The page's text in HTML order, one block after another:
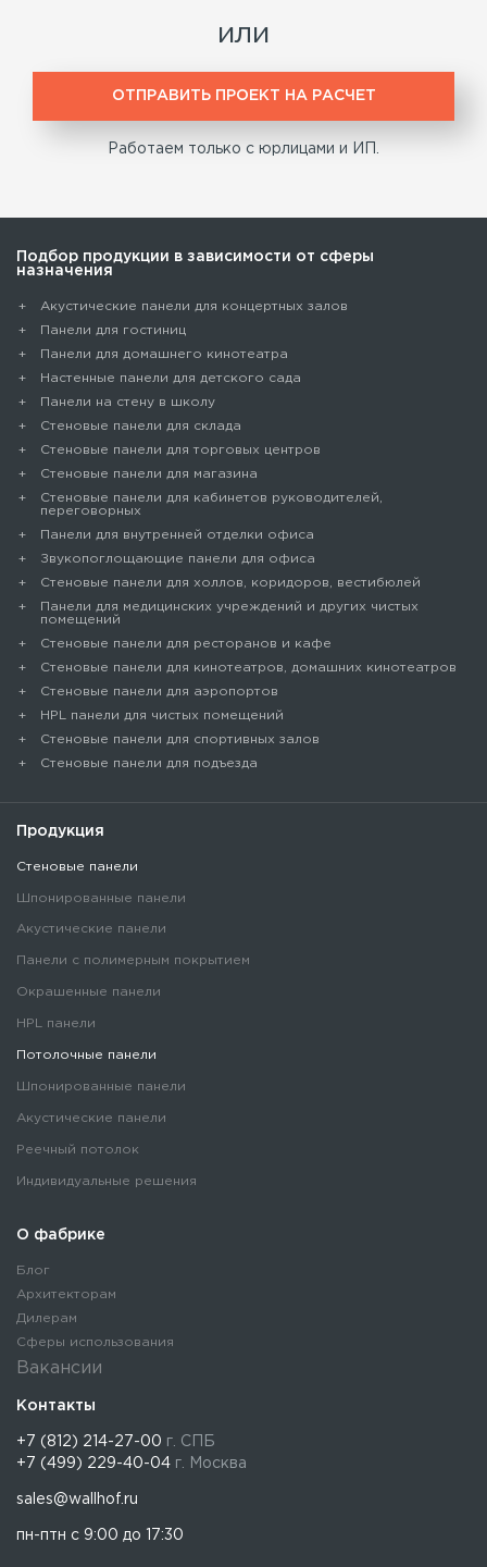
или
ОТПРАВИТЬ ПРОЕКТ НА РАСЧЕТ
Работаем только с юрлицами и ИП.
Подбор продукции в зависимости от сферы
назначения
Акустические панели для концертных залов
Панели для гостиниц
Панели для домашнего кинотеатра
Настенные панели для детского сада
Панели на стену в школу
Стеновые панели для склада
Cтеновые панели для торговых центров
Стеновые панели для магазина
Стеновые панели для кабинетов руководителей,
переговорных
Панели для внутренней отделки офиса
Звукопоглощающие панели для офиса
Стеновые панели для холлов, коридоров, вестибюлей
Панели для медицинских учреждений и других чистых
помещений
Стеновые панели для ресторанов и кафе
Стеновые панели для кинотеатров, домашних кинотеатров
Стеновые панели для аэропортов
HPL панели для чистых помещений
Стеновые панели для спортивных залов
Стеновые панели для подъезда
Контакты
+7 (812) 214-27-00 г. СПБ
+7 (499) 229-40-04 г. Москва
sales@wallhof.ru
пн-птн с 9:00 до 17:30
Продукция
Стеновые панели
Шпонированные панели
Акустические панели
Панели с полимерным покрытием
Окрашенные панели
HPL панели
Потолочные панели
Шпонированные панели
Акустические панели
Реечный потолок
Индивидуальные решения
О фабрике
Блог
Архитекторам
Дилерам
Сферы использования
Вакансии